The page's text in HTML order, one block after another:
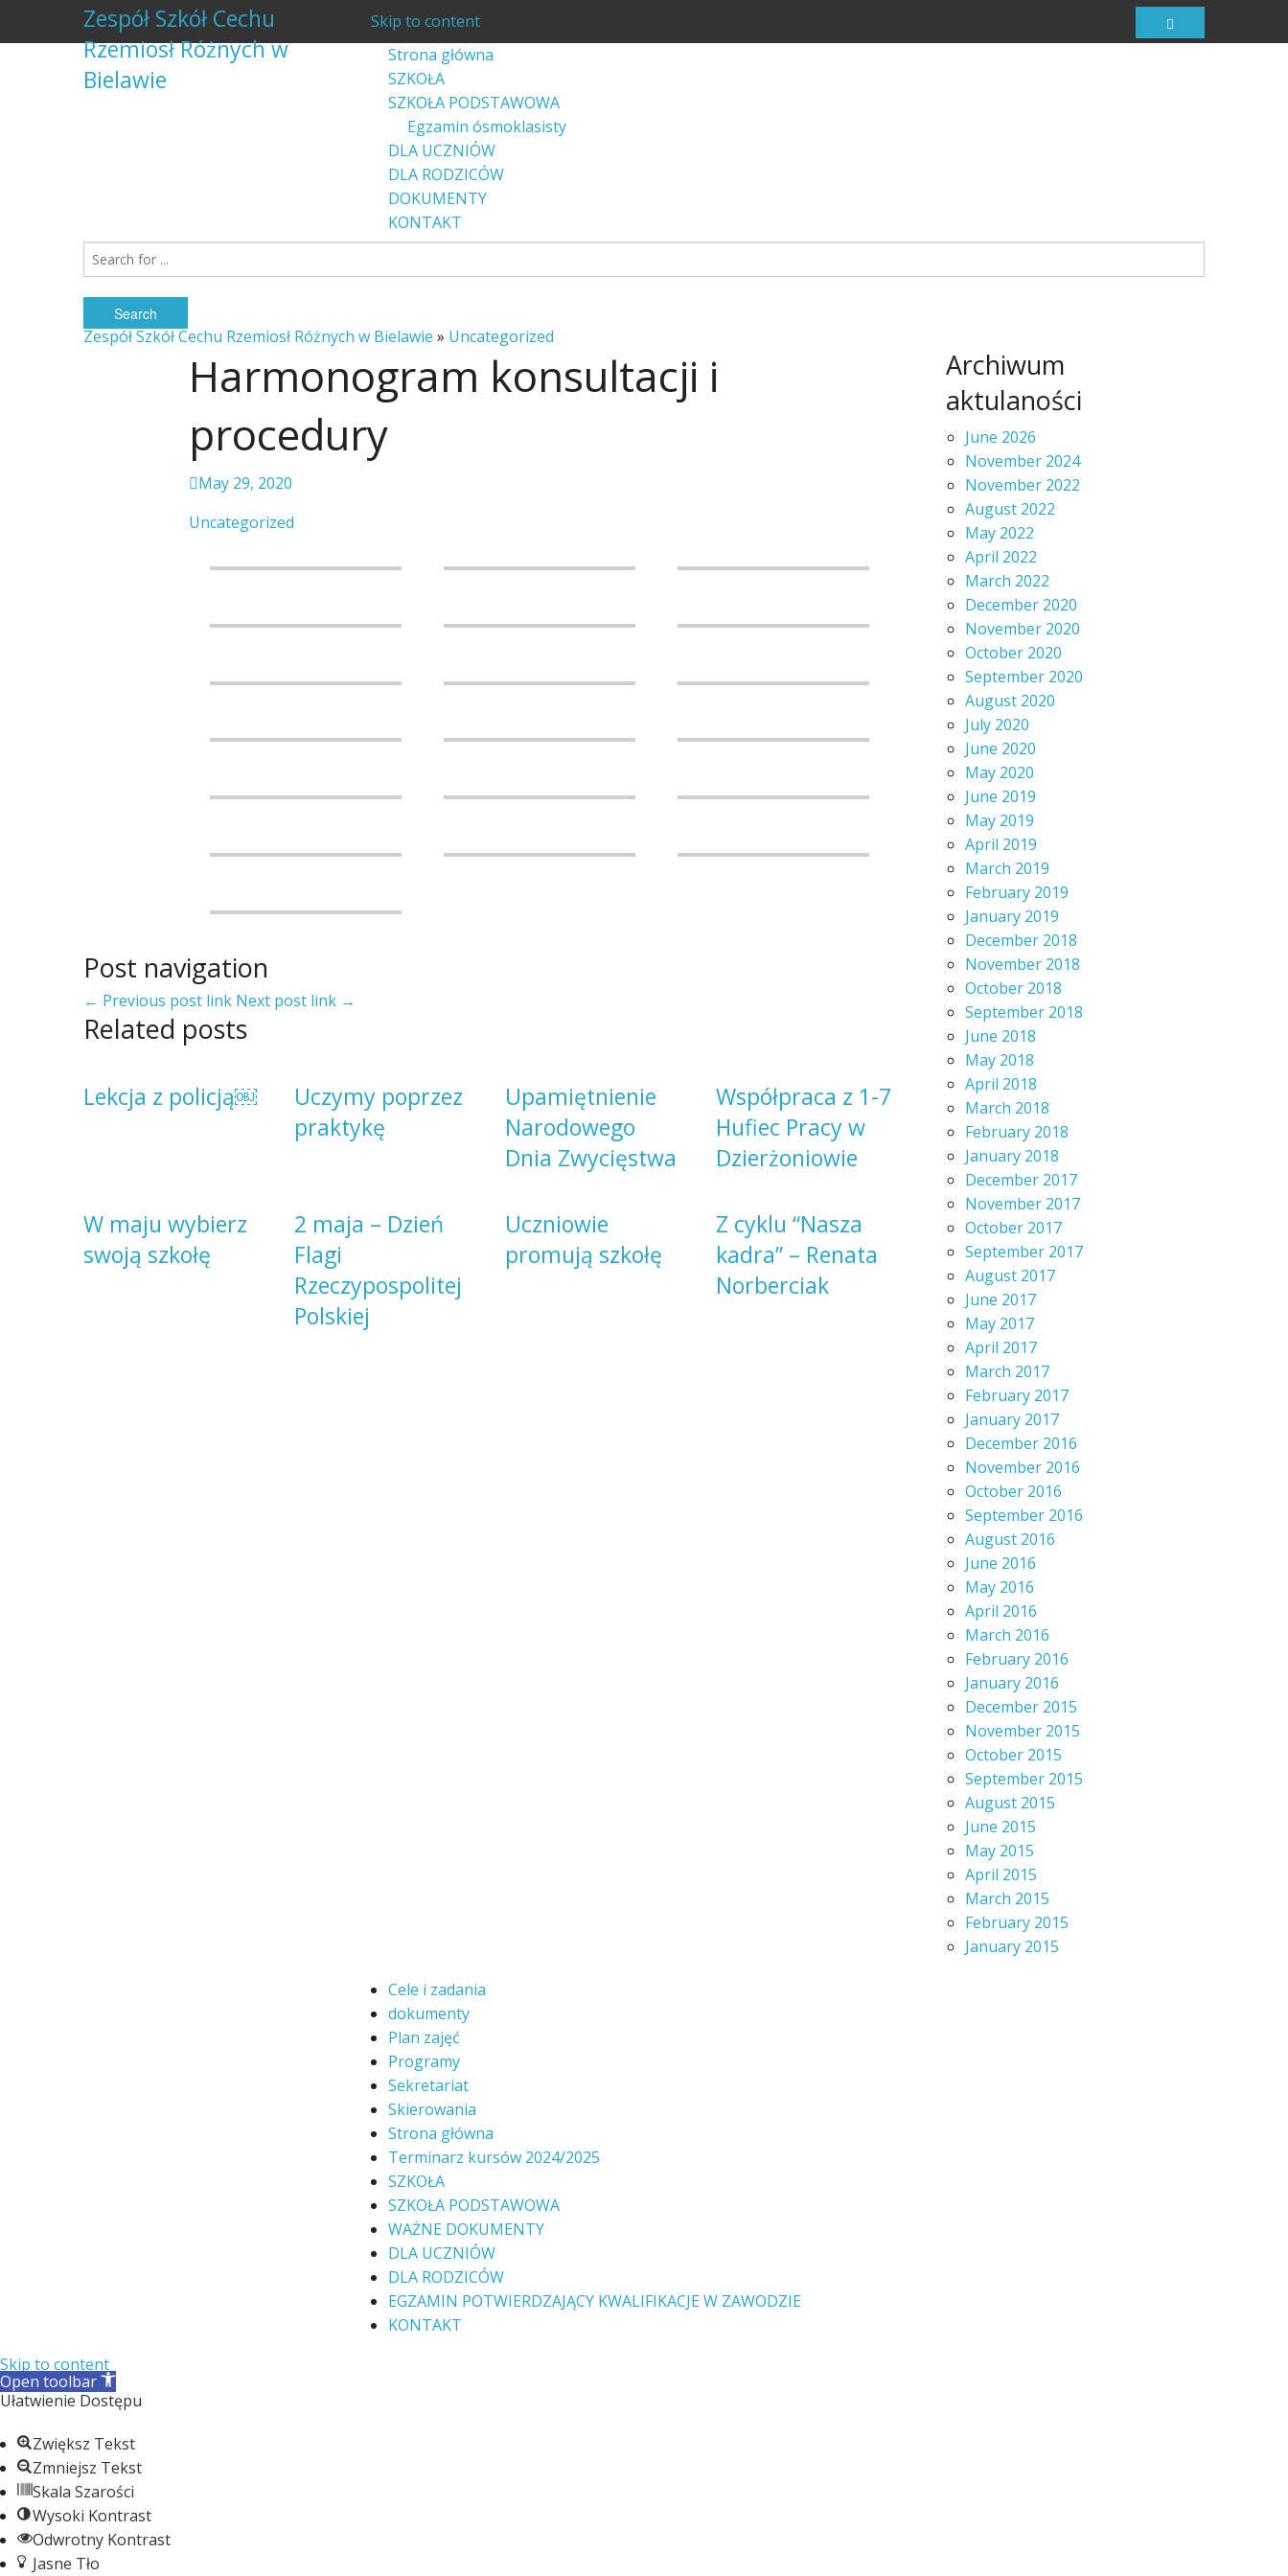
Zespół Szkół Cechu
Rzemiosł Różnych w
Bielawie
Skip to content
Strona główna
SZKOŁA
SZKOŁA PODSTAWOWA
Egzamin ósmoklasisty
DLA UCZNIÓW
DLA RODZICÓW
DOKUMENTY
KONTAKT
Zespół Szkół Cechu Rzemiosł Różnych w Bielawie » Uncategorized
Harmonogram konsultacji i
procedury
May 29, 2020
Uncategorized
Post navigation
← Previous post link Next post link →
Related posts
Lekcja z policją￼
Uczymy poprzez
praktykę
Upamiętnienie
Narodowego
Dnia Zwycięstwa
Współpraca z 1-7
Hufiec Pracy w
Dzierżoniowie
W maju wybierz
swoją szkołę
2 maja – Dzień
Flagi
Rzeczypospolitej
Polskiej
Uczniowie
promują szkołę
Z cyklu “Nasza
kadra” – Renata
Norberciak
Archiwum
aktulaności
June 2026
November 2024
November 2022
August 2022
May 2022
April 2022
March 2022
December 2020
November 2020
October 2020
September 2020
August 2020
July 2020
June 2020
May 2020
June 2019
May 2019
April 2019
March 2019
February 2019
January 2019
December 2018
November 2018
October 2018
September 2018
June 2018
May 2018
April 2018
March 2018
February 2018
January 2018
December 2017
November 2017
October 2017
September 2017
August 2017
June 2017
May 2017
April 2017
March 2017
February 2017
January 2017
December 2016
November 2016
October 2016
September 2016
August 2016
June 2016
May 2016
April 2016
March 2016
February 2016
January 2016
December 2015
November 2015
October 2015
September 2015
August 2015
June 2015
May 2015
April 2015
March 2015
February 2015
January 2015
Cele i zadania
dokumenty
Plan zajęć
Programy
Sekretariat
Skierowania
Strona główna
Terminarz kursów 2024/2025
SZKOŁA
SZKOŁA PODSTAWOWA
WAŻNE DOKUMENTY
DLA UCZNIÓW
DLA RODZICÓW
EGZAMIN POTWIERDZAJĄCY KWALIFIKACJE W ZAWODZIE
KONTAKT
Skip to content
Open toolbar
Ułatwienie Dostępu
Zwiększ Tekst
Zmniejsz Tekst
Skala Szarości
Wysoki Kontrast
Odwrotny Kontrast
Jasne Tło